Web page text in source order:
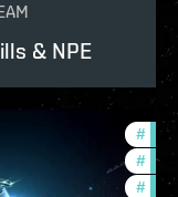
& NPE
#
#
#